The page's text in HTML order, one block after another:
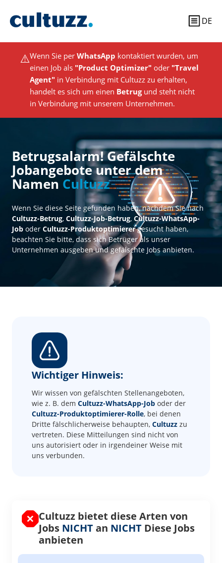
DE
⚠️Wenn Sie perWhatsApp kontaktiert wurden, um
einen Job als "Product Optimizer" oder "Travel
Agent" in Verbindung mit Cultuzz zu erhalten,
handelt es sich um einen Betrugund steht nicht
in Verbindung mit unserem Unternehmen.
Betrugsalarm! Gefälschte
Jobangebote unter dem
Namen Cultuzz
Wenn Sie diese Seite gefunden haben, nachdem Sie nach
Cultuzz-Betrug, Cultuzz-Job-Betrug, Cultuzz-WhatsApp-
Job oder Cultuzz-Produktoptimierergesucht haben,
beachten Sie bitte, dass sich Betrüger als unser
Unternehmen ausgeben und gefälschte Jobs anbieten.
Wichtiger Hinweis:
Wir wissen von gefälschten Stellenangeboten,
wie z. B. dem Cultuzz-WhatsApp-Job oder der
Cultuzz-Produktoptimierer-Rolle, bei denen
Dritte fälschlicherweise behaupten, Cultuzz zu
vertreten. Diese Mitteilungen sind nicht von
uns autorisiert oder in irgendeiner Weise mit
uns verbunden.
Cultuzz bietet diese Arten von
Jobs NICHTan NICHT Diese Jobs
anbieten